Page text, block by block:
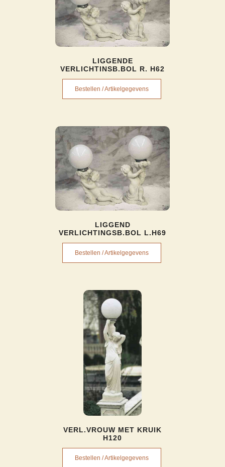
LIGGENDE
VERLICHTINSB.BOL R. H62
Bestellen / Artikelgegevens
LIGGEND
VERLICHTINGSB.BOL L.H69
Bestellen / Artikelgegevens
VERL.VROUW MET KRUIK
H120
Bestellen / Artikelgegevens